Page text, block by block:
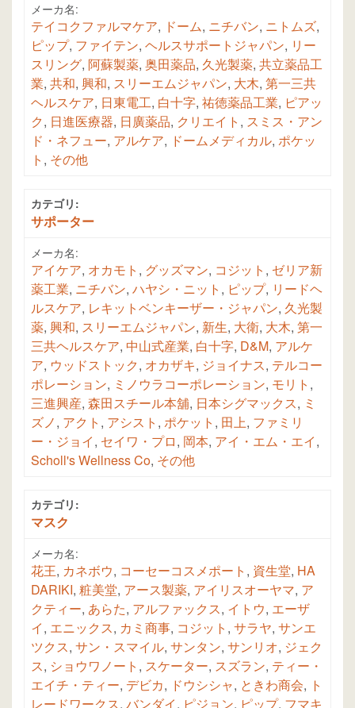
メーカ名:
テイコクファルマケア, ドーム, ニチバン, ニトムズ,
ピップ, ファイテン, ヘルスサポートジャパン, リー
スリング, 阿蘇製薬, 奥田薬品, 久光製薬, 共立薬品工
業, 共和, 興和, スリーエムジャパン, 大木, 第一三共
ヘルスケア, 日東電工, 白十字, 祐徳薬品工業, ピアッ
ク, 日進医療器, 日廣薬品, クリエイト , スミス・アン
ド・ネフュー, アルケア, ドームメディカル, ポケッ
ト , その他
カテゴリ:
サポーター
メーカ名:
アイケア, オカモト , グッズマン, コジット , ゼリア新
薬工業, ニチバン, ハヤシ・ニット , ピップ, リードヘ
ルスケア, レキットベンキーザー・ジャパン, 久光製
薬, 興和, スリーエムジャパン, 新生, 大衛, 大木, 第一
三共ヘルスケア, 中山式産業, 白十字, D&M, アルケ
ア, ウッドストック, オカザキ, ジョイナス, テルコー
ポレーション, ミノウラコーポレーション, モリト ,
三進興産, 森田スチール本舖, 日本シグマックス, ミ
ズノ, アクト , アシスト , ポケット , 田上, ファミリ
ー・ジョイ, セイワ・プロ, 岡本, アイ・エム・エイ,
Scholl's Wellness Co, その他
カテゴリ:
マスク
メーカ名:
花王, カネボウ, コーセーコスメポート , 資生堂, HA
DARIKI, 粧美堂, アース製薬, アイリスオーヤマ, ア
クティー, あらた, アルファックス, イトウ, エーザ
イ, エニックス, カミ商事, コジット , サラヤ, サンエ
ツクス, サン・スマイル, サンタン, サンリオ, ジェク
ス, ショウワノート , スケーター, スズラン, ティー・
エイチ・ティー, デビカ, ドウシシャ, ときわ商会, ト
レードワークス, バンダイ, ピジョン, ピップ, フマキ